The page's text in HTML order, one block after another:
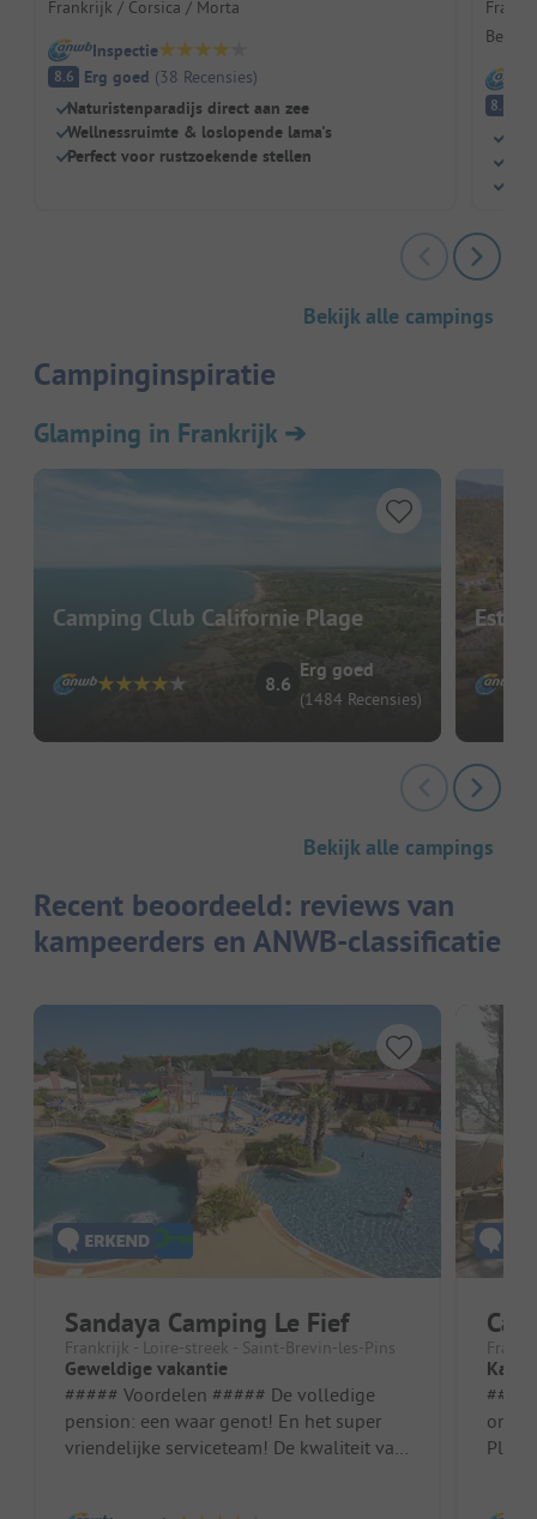
Frankrijk / Corsica / Morta
Inspectie
8.6 Erg goed (38 Recensies)
Naturistenparadijs direct aan zee
Wellnessruimte & loslopende lama's
Perfect voor rustzoekende stellen
8.8
Bekijk alle campings
Campinginspiratie
Glamping in Frankrijk➔
Camping Club Californie Plage
8.6
Erg goed
(1484 Recensies)
Bekijk alle campings
Recent beoordeeld: reviews van
kampeerders en ANWB-classificatie
Sandaya Camping Le Fief
Frankrijk - Loire-streek - Saint-Brevin-les-Pins
Geweldige vakantie
##### Voordelen ##### De volledige
pension: een waar genot! En het super
vriendelijke serviceteam! De kwaliteit van
#####